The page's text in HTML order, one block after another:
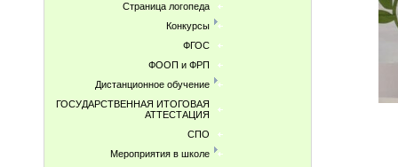
Страница логопеда
Конкурсы
ФГОС
ФООП и ФРП
Дистанционное обучение
ГОСУДАРСТВЕННАЯ ИТОГОВАЯ
АТТЕСТАЦИЯ
СПО
Мероприятия в школе